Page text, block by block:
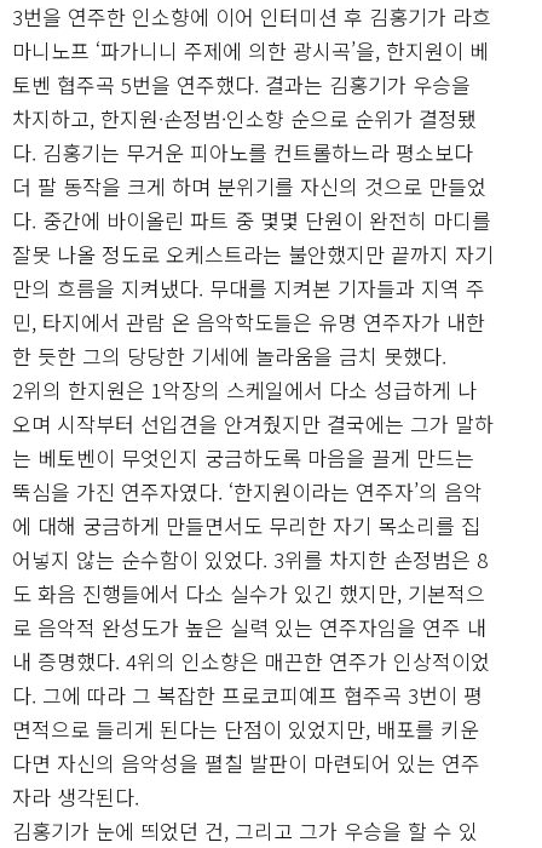
3번을 연주한 인소향에 이어 인터미션 후 김홍기가 라흐
마니노프 ‘파가니니 주제에 의한 광시곡’을, 한지원이 베
토벤 협주곡 5번을 연주했다. 결과는 김홍기가 우승을
차지하고, 한지원·손정범·인소향 순으로 순위가 결정됐
다. 김홍기는 무거운 피아노를 컨트롤하느라 평소보다
더 팔 동작을 크게 하며 분위기를 자신의 것으로 만들었
다. 중간에 바이올린 파트 중 몇몇 단원이 완전히 마디를
잘못 나올 정도로 오케스트라는 불안했지만 끝까지 자기
만의 흐름을 지켜냈다. 무대를 지켜본 기자들과 지역 주
민, 타지에서 관람 온 음악학도들은 유명 연주자가 내한
한 듯한 그의 당당한 기세에 놀라움을 금치 못했다.
2위의 한지원은 1악장의 스케일에서 다소 성급하게 나
오며 시작부터 선입견을 안겨줬지만 결국에는 그가 말하
는 베토벤이 무엇인지 궁금하도록 마음을 끌게 만드는
뚝심을 가진 연주자였다. ‘한지원이라는 연주자’의 음악
에 대해 궁금하게 만들면서도 무리한 자기 목소리를 집
어넣지 않는 순수함이 있었다. 3위를 차지한 손정범은 8
도 화음 진행들에서 다소 실수가 있긴 했지만, 기본적으
로 음악적 완성도가 높은 실력 있는 연주자임을 연주 내
내 증명했다. 4위의 인소향은 매끈한 연주가 인상적이었
다. 그에 따라 그 복잡한 프로코피예프 협주곡 3번이 평
면적으로 들리게 된다는 단점이 있었지만, 배포를 키운
다면 자신의 음악성을 펼칠 발판이 마련되어 있는 연주
자라 생각된다.
김홍기가 눈에 띄었던 건, 그리고 그가 우승을 할 수 있